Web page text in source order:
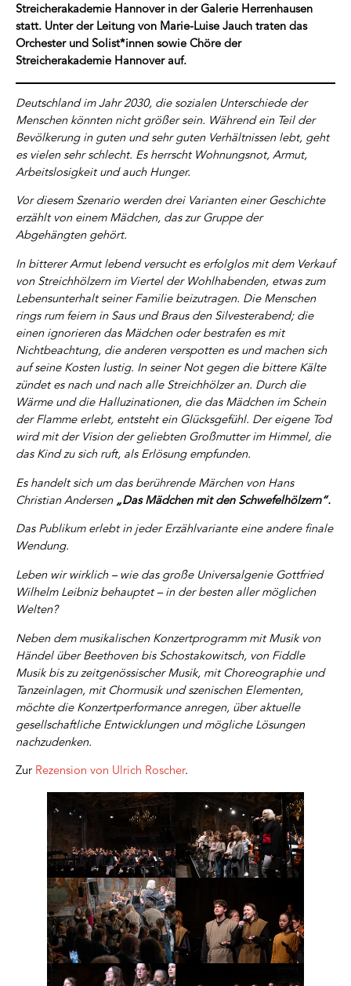
Streicherakademie Hannover in der Galerie Herrenhausen
statt. Unter der Leitung von Marie-Luise Jauch traten das
Orchester und Solist*innen sowie Chöre der
Streicherakademie Hannover auf.
Deutschland im Jahr 2030, die sozialen Unterschiede der
Menschen könnten nicht größer sein. Während ein Teil der
Bevölkerung in guten und sehr guten Verhältnissen lebt, geht
es vielen sehr schlecht. Es herrscht Wohnungsnot, Armut,
Arbeitslosigkeit und auch Hunger.
Vor diesem Szenario werden drei Varianten einer Geschichte
erzählt von einem Mädchen, das zur Gruppe der
Abgehängten gehört.
In bitterer Armut lebend versucht es erfolglos mit dem Verkauf
von Streichhölzern im Viertel der Wohlhabenden, etwas zum
Lebensunterhalt seiner Familie beizutragen. Die Menschen
rings rum feiern in Saus und Braus den Silvesterabend; die
einen ignorieren das Mädchen oder bestrafen es mit
Nichtbeachtung, die anderen verspotten es und machen sich
auf seine Kosten lustig. In seiner Not gegen die bittere Kälte
zündet es nach und nach alle Streichhölzer an. Durch die
Wärme und die Halluzinationen, die das Mädchen im Schein
der Flamme erlebt, entsteht ein Glücksgefühl. Der eigene Tod
wird mit der Vision der geliebten Großmutter im Himmel, die
das Kind zu sich ruft, als Erlösung empfunden.
Es handelt sich um das berührende Märchen von Hans
Christian Andersen „Das Mädchen mit den Schwefelhölzern“.
Das Publikum erlebt in jeder Erzählvariante eine andere finale
Wendung.
Leben wir wirklich – wie das große Universalgenie Gottfried
Wilhelm Leibniz behauptet – in der besten aller möglichen
Welten?
Neben dem musikalischen Konzertprogramm mit Musik von
Händel über Beethoven bis Schostakowitsch, von Fiddle
Musik bis zu zeitgenössischer Musik, mit Choreographie und
Tanzeinlagen, mit Chormusik und szenischen Elementen,
möchte die Konzertperformance anregen, über aktuelle
gesellschaftliche Entwicklungen und mögliche Lösungen
nachzudenken.
Zur Rezension von Ulrich Roscher.